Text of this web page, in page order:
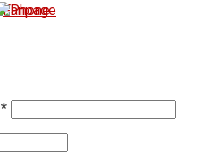
*